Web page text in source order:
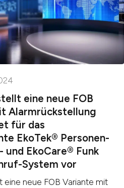
eine neue FOB
Alarmrückstellung
für das
EkoTek® Personen-
und EkoCare® Funk
System vor
eine neue FOB Variante mit